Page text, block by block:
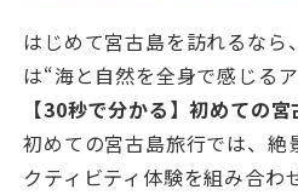
はじめて宮古島を訪れるなら
は“海と自然を全身で感じるア
【30秒で分かる】初めての
初めての宮古島旅行では、絶
クティビティ体験を組み合わ